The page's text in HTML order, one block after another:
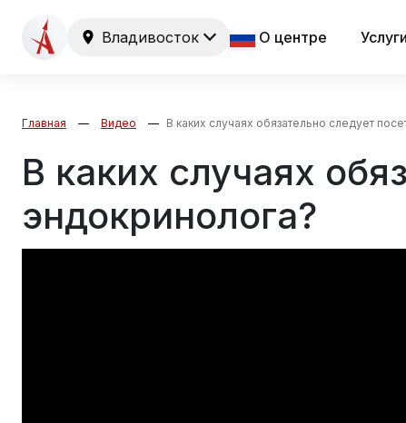
Владивосток О центре Услуги
Главная Видео В каких случаях обязательно следует
В каких случаях
эндокринолога?